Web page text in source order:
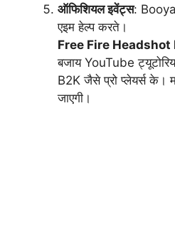
ऑफिशियल इवेंट्स:
एइम हेल्प करते।
Free Fire
बजाय YouTube
B2K जैसे प्रो प्लेयर्स के।
जाएगी।